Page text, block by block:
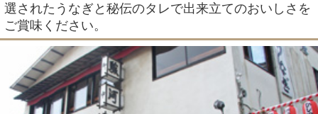
選されたうなぎと秘伝のタレで出来立てのおいしさを
ご賞味ください。